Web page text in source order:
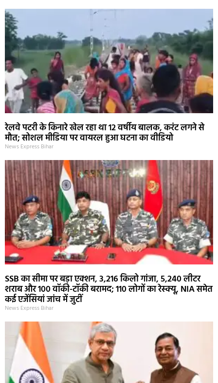
रेलवे पटरी के किनारे खेल रहा था 12 वर्षीय बालक, करंट लगने से
मौत; सोशल मीडिया पर वायरल हुआ घटना का वीडियो
News Express Bihar
SSB का सीमा पर बड़ा एक्शन, 3,216 किलो गांजा, 5,240 लीटर
शराब और 100 वॉकी-टॉकी बरामद; 110 लोगों का रेस्क्यू, NIA समेत
कई एजेंसियां जांच में जुटीं
News Express Bihar